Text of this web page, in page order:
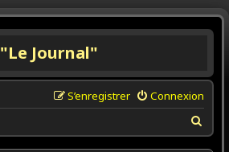
"Le Journal"
Connexion
S’enregistrer
e